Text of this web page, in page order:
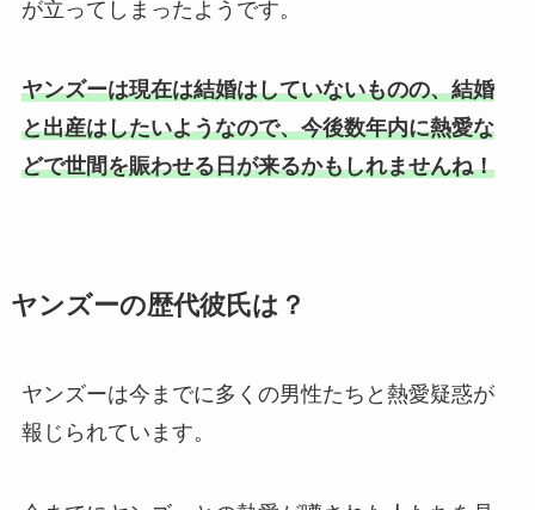
が立ってしまったようです。
ヤンズーは現在は結婚はしていないものの、結婚
と出産はしたいようなので、今後数年内に熱愛な
どで世間を賑わせる日が来るかもしれませんね！
ヤンズーの歴代彼氏は？
ヤンズーは今までに多くの男性たちと熱愛疑惑が
報じられています。